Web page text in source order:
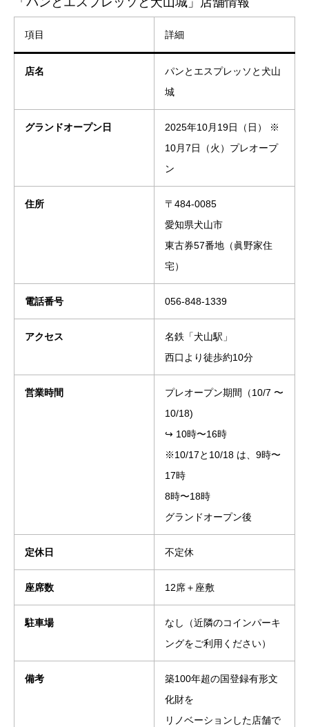
項目 詳細
店名
パンとエスプレッソと犬山
城
グランドオープン日
2025年10月19日（日） ※
10月7日（火）プレオープ
ン
住所
〒484-0085
愛知県犬山市
東古券57番地（眞野家住
宅）
電話番号 056-848-1339
アクセス
名鉄「犬山駅」
西口より徒歩約10分
営業時間
プレオープン期間（10/7 〜
10/18)
↪︎ 10時〜16時
※10/17と10/18 は、9時〜
17時
8時〜18時
グランドオープン後
定休日 不定休
座席数 12席＋座敷
駐車場
なし（近隣のコインパーキ
ングをご利用ください）
備考
築100年超の国登録有形文
化財を
リノベーションした店舗で